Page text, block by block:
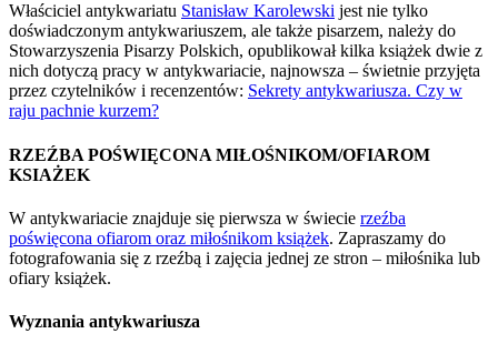
Właściciel antykwariatu Stanisław Karolewski jest nie tylko
doświadczonym antykwariuszem, ale także pisarzem, należy do
Stowarzyszenia Pisarzy Polskich, opublikował kilka książek dwie z
nich dotyczą pracy w antykwariacie, najnowsza – świetnie przyjęta
przez czytelników i recenzentów: Sekrety antykwariusza. Czy w
raju pachnie kurzem?
RZEŹBA POŚWIĘCONA MIŁOŚNIKOM/OFIAROM
KSIAŻEK
W antykwariacie znajduje się pierwsza w świecie rzeźba
poświęcona ofiarom oraz miłośnikom książek. Zapraszamy do
fotografowania się z rzeźbą i zajęcia jednej ze stron – miłośnika lub
ofiary książek.
Wyznania antykwariusza